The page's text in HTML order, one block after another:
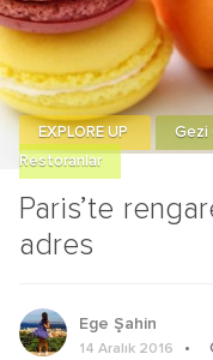
Paris’te
adres
EXPLORE UP Gezi
Restoranlar
Ege Şahin
14 Aralık 2016